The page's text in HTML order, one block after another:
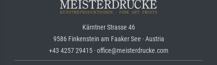
Kärntner Strasse 46
9586 Finkenstein am Faaker See · Austria
+43 4257 29415 · office@meisterdrucke.com